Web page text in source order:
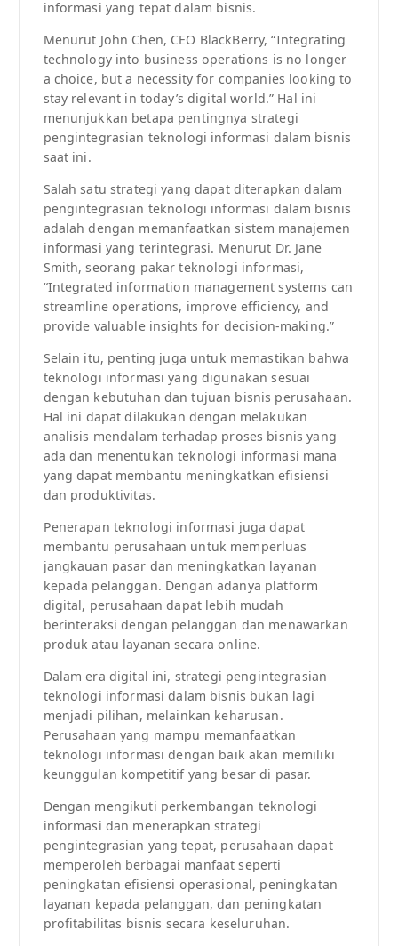
informasi yang tepat dalam bisnis.
Menurut John Chen, CEO BlackBerry, “Integrating
technology into business operations is no longer
a choice, but a necessity for companies looking to
stay relevant in today’s digital world.” Hal ini
menunjukkan betapa pentingnya strategi
pengintegrasian teknologi informasi dalam bisnis
saat ini.
Salah satu strategi yang dapat diterapkan dalam
pengintegrasian teknologi informasi dalam bisnis
adalah dengan memanfaatkan sistem manajemen
informasi yang terintegrasi. Menurut Dr. Jane
Smith, seorang pakar teknologi informasi,
“Integrated information management systems can
streamline operations, improve efficiency, and
provide valuable insights for decision-making.”
Selain itu, penting juga untuk memastikan bahwa
teknologi informasi yang digunakan sesuai
dengan kebutuhan dan tujuan bisnis perusahaan.
Hal ini dapat dilakukan dengan melakukan
analisis mendalam terhadap proses bisnis yang
ada dan menentukan teknologi informasi mana
yang dapat membantu meningkatkan efisiensi
dan produktivitas.
Penerapan teknologi informasi juga dapat
membantu perusahaan untuk memperluas
jangkauan pasar dan meningkatkan layanan
kepada pelanggan. Dengan adanya platform
digital, perusahaan dapat lebih mudah
berinteraksi dengan pelanggan dan menawarkan
produk atau layanan secara online.
Dalam era digital ini, strategi pengintegrasian
teknologi informasi dalam bisnis bukan lagi
menjadi pilihan, melainkan keharusan.
Perusahaan yang mampu memanfaatkan
teknologi informasi dengan baik akan memiliki
keunggulan kompetitif yang besar di pasar.
Dengan mengikuti perkembangan teknologi
informasi dan menerapkan strategi
pengintegrasian yang tepat, perusahaan dapat
memperoleh berbagai manfaat seperti
peningkatan efisiensi operasional, peningkatan
layanan kepada pelanggan, dan peningkatan
profitabilitas bisnis secara keseluruhan.